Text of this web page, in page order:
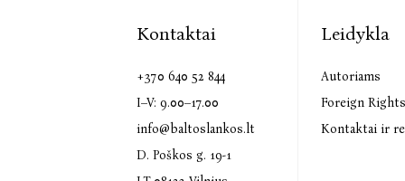
Kontaktai
+370 640 52 844
I–V: 9.00–17.00
info@baltoslankos.lt
D. Poškos g. 19-1
Leidykla
Autoriams
Foreign Rights
Kontaktai ir